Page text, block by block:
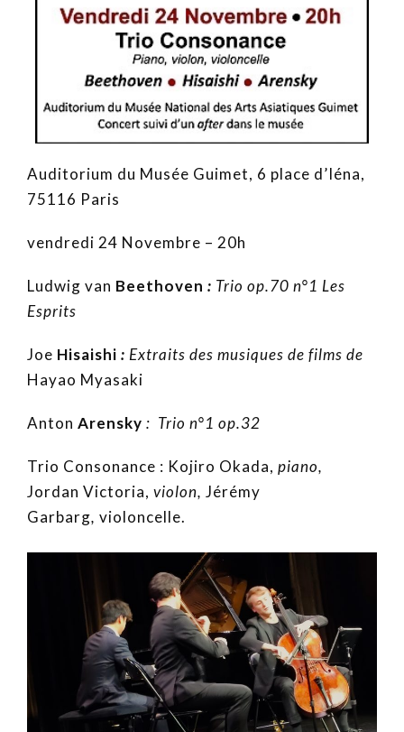
Auditorium du Musée Guimet, 6 place d’Iéna,
75116 Paris
vendredi 24 Novembre – 20h
Ludwig van Beethoven : Trio op.70 n°1 Les
Esprits
Joe Hisaishi : Extraits des musiques de films de
Hayao Myasaki
Anton Arensky : Trio n°1 op.32
Trio Consonance : Kojiro Okada, piano,
Jordan Victoria, violon, Jérémy
Garbarg, violoncelle.